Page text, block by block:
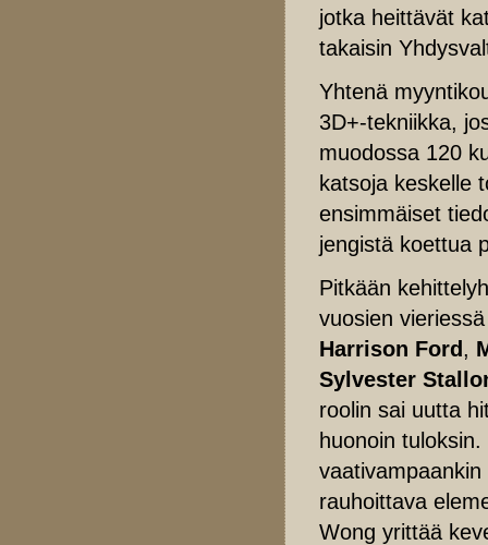
jotka heittävät
takaisin
Yhtenä
3D+-tekniikka,
muodossa 120
katsoja keskelle
ensimmäiset
jengistä koettua
Pitkään
vuosien
Harrison Ford,
Sylvester
roolin sai uutta
huonoin
rauhoittava
Wong yrittää